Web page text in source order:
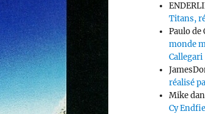
Titans,
Paulo de
monde
Callegari
réalisé
Mike
Cy